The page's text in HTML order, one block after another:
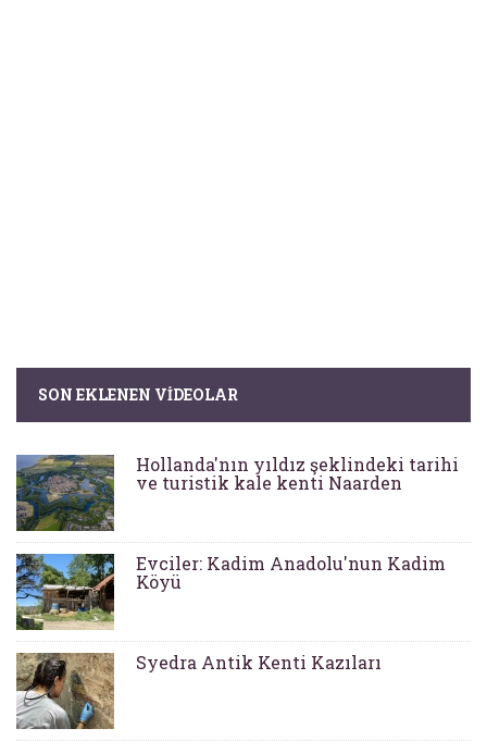
SON EKLENEN VIDEOLAR
Hollanda'nın yıldız şeklindeki tarihi
ve turistik kale kenti Naarden
Evciler: Kadim Anadolu'nun Kadim
Köyü
Syedra Antik Kenti Kazıları